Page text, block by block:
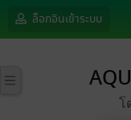
ล็อกอินเข้าระบบ
โ